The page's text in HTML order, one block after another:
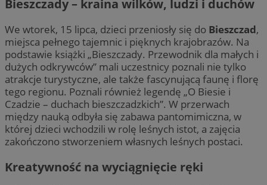
Bieszczady – kraina wilków, ludzi i duchów
We wtorek, 15 lipca, dzieci przeniosły się do Bieszczad,
miejsca pełnego tajemnic i pięknych krajobrazów. Na
podstawie książki „Bieszczady. Przewodnik dla małych i
dużych odkrywców” mali uczestnicy poznali nie tylko
atrakcje turystyczne, ale także fascynującą faunę i florę
tego regionu. Poznali również legendę „O Biesie i
Czadzie – duchach bieszczadzkich”. W przerwach
między nauką odbyła się zabawa pantomimiczna, w
której dzieci wchodzili w rolę leśnych istot, a zajęcia
zakończono stworzeniem własnych leśnych postaci.
Kreatywność na wyciągnięcie ręki